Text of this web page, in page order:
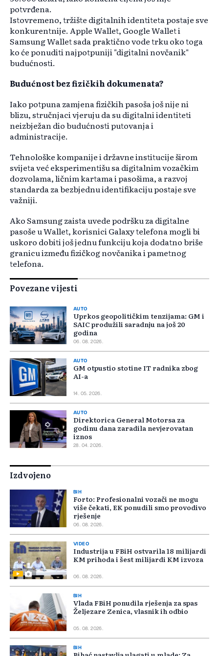
potvrđena.
Istovremeno, tržište digitalnih identiteta postaje sve
konkurentnije. Apple Wallet, Google Wallet i
Samsung Wallet sada praktično vode trku oko toga
ko će ponuditi najpotpuniji "digitalni novčanik"
budućnosti.
Budućnost bez fizičkih dokumenata?
Iako potpuna zamjena fizičkih pasoša još nije ni
blizu, stručnjaci vjeruju da su digitalni identiteti
neizbježan dio budućnosti putovanja i
administracije.
Tehnološke kompanije i državne institucije širom
svijeta već eksperimentišu sa digitalnim vozačkim
dozvolama, ličnim kartama i pasošima, a razvoj
standarda za bezbjednu identifikaciju postaje sve
važniji.
Ako Samsung zaista uvede podršku za digitalne
pasoše u Wallet, korisnici Galaxy telefona mogli bi
uskoro dobiti još jednu funkciju koja dodatno briše
granicu između fizičkog novčanika i pametnog
telefona.
Povezane vijesti
AUTO
Uprkos geopolitičkim tenzijama: GM i
SAIC produžili saradnju na još 20
godina
06. 08. 2026.
AUTO
GM otpustio stotine IT radnika zbog
AI-a
14. 05. 2026.
AUTO
Direktorica General Motorsa za
godinu dana zaradila nevjerovatan
iznos
28. 04. 2026.
Izdvojeno
BIH
Forto: Profesionalni vozači ne mogu
više čekati, EK ponudili smo provodivo
rješenje
06. 08. 2026.
VIDEO
Industrija u FBiH ostvarila 18 milijardi
KM prihoda i šest milijardi KM izvoza
06. 08. 2026.
BIH
Vlada FBiH ponudila rješenja za spas
Željezare Zenica, vlasnik ih odbio
05. 08. 2026.
BIH